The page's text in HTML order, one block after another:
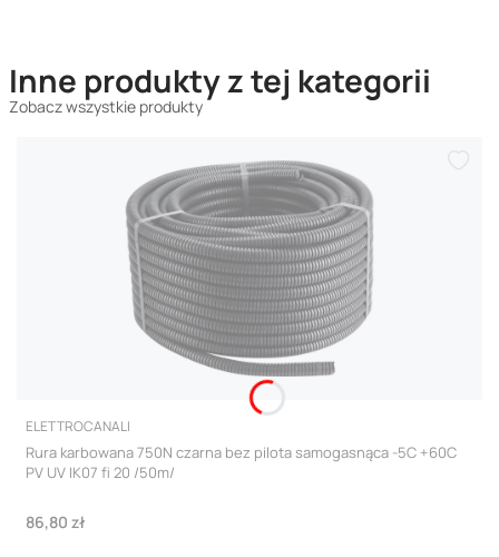
Inne produkty z tej kategorii
Zobacz wszystkie produkty
PRODUCENT
ELETTROCANALI
Rura karbowana 750N czarna bez pilota samogasnąca -5C +60C
PV UV IK07 fi 20 /50m/
Cena
86,80 zł